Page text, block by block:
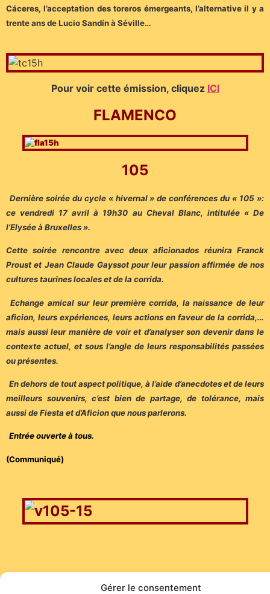
Gérer le consentement
Cáceres, l’acceptation des toreros émergeants, l’alternative il y a
trente ans de Lucio Sandín à Séville…
Pour voir cette émission, cliquez ICI
FLAMENCO
105
Dernière soirée du cycle « hivernal » de conférences du « 105 »:
ce vendredi 17 avril à 19h30 au Cheval Blanc, intitulée « De
l’Elysée à Bruxelles ».
Cette soirée rencontre avec deux aficionados réunira Franck
Proust et Jean Claude Gayssot pour leur passion affirmée de nos
cultures taurines locales et de la corrida.
Echange amical sur leur première corrida, la naissance de leur
aficion, leurs expériences, leurs actions en faveur de la corrida,…
mais aussi leur manière de voir et d’analyser son devenir dans le
contexte actuel, et sous l’angle de leurs responsabilités passées
ou présentes.
En dehors de tout aspect politique, à l’aide d’anecdotes et de leurs
meilleurs souvenirs, c’est bien de partage, de tolérance, mais
aussi de Fiesta et d’Aficion que nous parlerons.
Entrée ouverte à tous.
(Communiqué)